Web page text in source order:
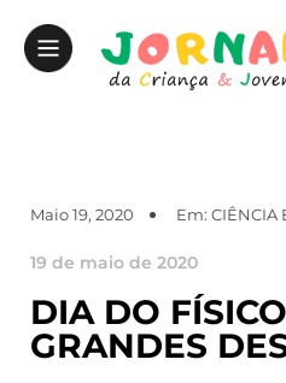
Maio 19, 2020 Em: CIÊNCIA
19 de maio de 2020
DIA DO
GRANDES